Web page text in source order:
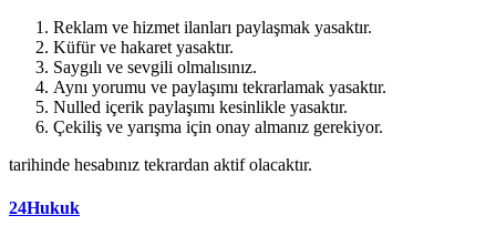
Reklam ve hizmet ilanları paylaşmak yasaktır.
Küfür ve hakaret yasaktır.
Saygılı ve sevgili olmalısınız.
Aynı yorumu ve paylaşımı tekrarlamak yasaktır.
Nulled içerik paylaşımı kesinlikle yasaktır.
Çekiliş ve yarışma için onay almanız gerekiyor.
tarihinde hesabınız tekrardan aktif olacaktır.
24Hukuk